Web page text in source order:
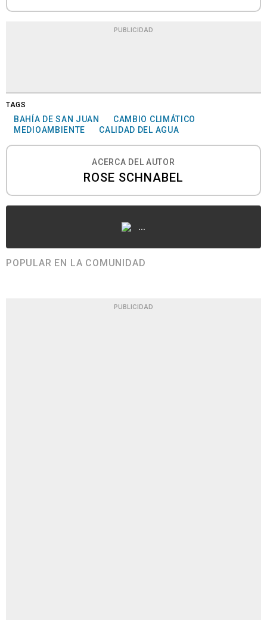
PUBLICIDAD
TAGS
BAHÍA DE SAN JUAN
CAMBIO CLIMÁTICO
MEDIOAMBIENTE
CALIDAD DEL AGUA
ACERCA DEL AUTOR
ROSE SCHNABEL
...
POPULAR EN LA COMUNIDAD
PUBLICIDAD